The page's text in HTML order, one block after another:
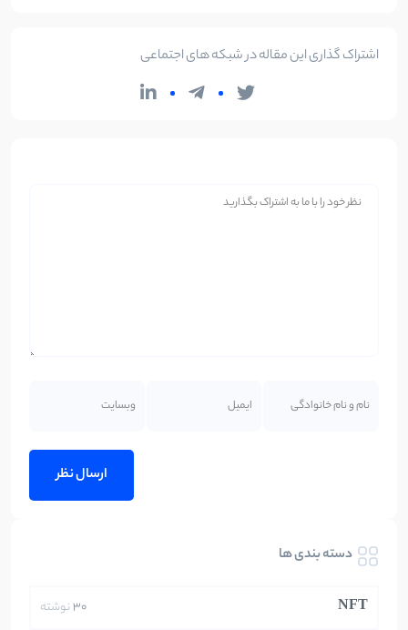
اشتراک گذاری این مقاله در شبکه های اجتماعی
دسته بندی ها
NFT
30نوشته